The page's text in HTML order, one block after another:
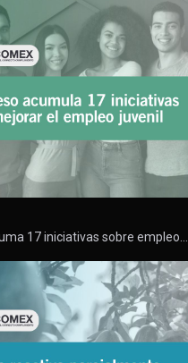
17 iniciativas sobre empleo…